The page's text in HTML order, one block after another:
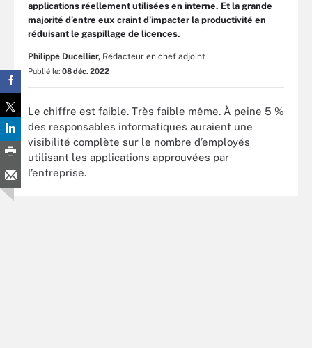
applications réellement utilisées en interne. Et la grande
majorité d’entre eux craint d’impacter la productivité en
réduisant le gaspillage de licences.
Philippe Ducellier, Rédacteur en chef adjoint
Publié le: 08 déc. 2022
Le chiffre est faible. Très faible même. À peine 5 %
des responsables informatiques auraient une
visibilité complète sur le nombre d’employés
utilisant les applications approuvées par
l’entreprise.